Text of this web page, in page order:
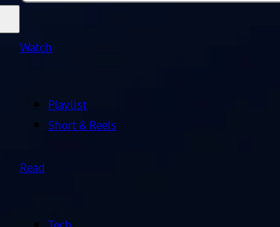
Watch
Playlist
Short & Reels
Read